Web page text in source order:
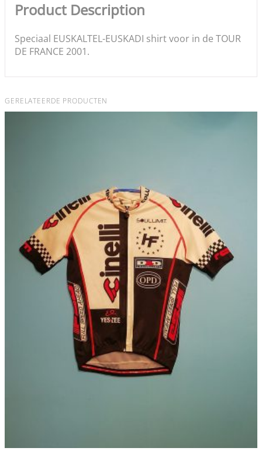
Product Description
Speciaal EUSKALTEL-EUSKADI shirt voor in de TOUR
DE FRANCE 2001.
GERELATEERDE PRODUCTEN